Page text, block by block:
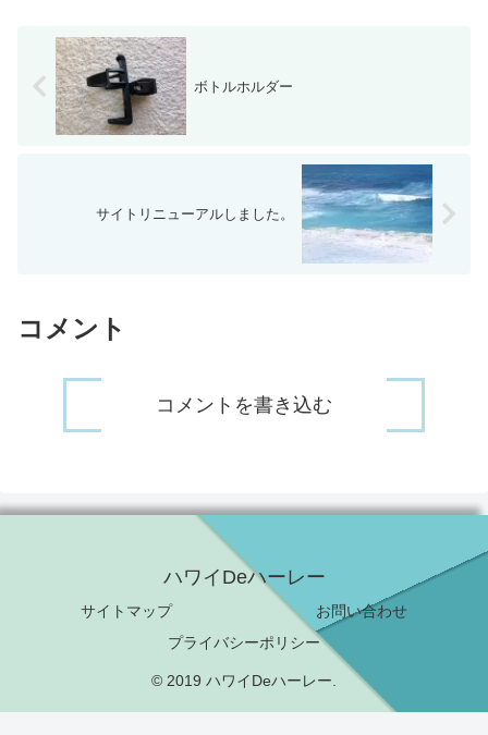
ボトルホルダー
サイトリニューアルしました。
コメント
コメントを書き込む
ハワイDeハーレー
サイトマップ
お問い合わせ
プライバシーポリシー
© 2019 ハワイDeハーレー.